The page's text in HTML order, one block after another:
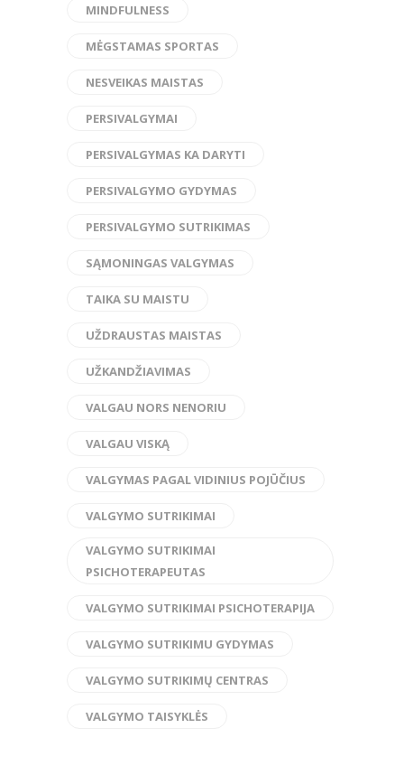
MINDFULNESS
MĖGSTAMAS SPORTAS
NESVEIKAS MAISTAS
PERSIVALGYMAI
PERSIVALGYMAS KA DARYTI
PERSIVALGYMO GYDYMAS
PERSIVALGYMO SUTRIKIMAS
SĄMONINGAS VALGYMAS
TAIKA SU MAISTU
UŽDRAUSTAS MAISTAS
UŽKANDŽIAVIMAS
VALGAU NORS NENORIU
VALGAU VISKĄ
VALGYMAS PAGAL VIDINIUS POJŪČIUS
VALGYMO SUTRIKIMAI
VALGYMO SUTRIKIMAI
PSICHOTERAPEUTAS
VALGYMO SUTRIKIMAI PSICHOTERAPIJA
VALGYMO SUTRIKIMU GYDYMAS
VALGYMO SUTRIKIMŲ CENTRAS
VALGYMO TAISYKLĖS